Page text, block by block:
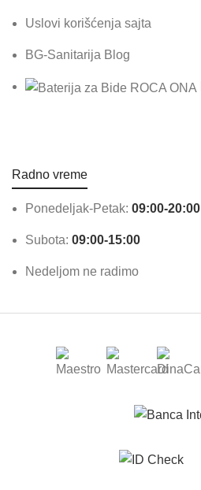
Uslovi korišćenja sajta
BG-Sanitarija Blog
Radno vreme
Ponedeljak-Petak: 09:00-20:00
Subota: 09:00-15:00
Nedeljom ne radimo